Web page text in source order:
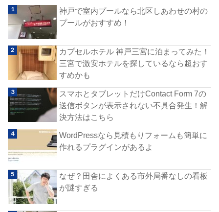
神戸で室内プールなら北区しあわせの村の
プールがおすすめ！
カプセルホテル 神戸三宮に泊まってみた！
三宮で激安ホテルを探しているなら超おす
すめかも
スマホとタブレットだけContact Form 7の
送信ボタンが表示されない不具合発生！解
決方法はこちら
WordPressなら見積もりフォームも簡単に
作れるプラグインがあるよ
なぜ？田舎によくある市外局番なしの看板
が謎すぎる